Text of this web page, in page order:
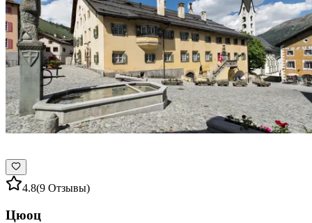
4.8(9 Отзывы)
Цюоц